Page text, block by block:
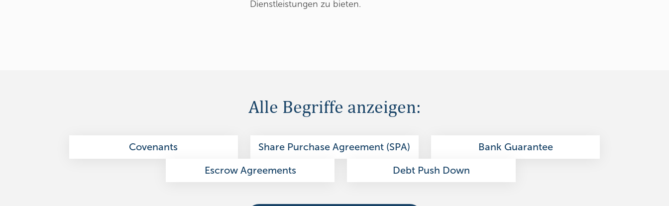
Dienstleistungen zu bieten.
Alle Begriffe anzeigen:
Covenants Share Purchase Agreement (SPA)
Bank Guarantee
Escrow Agreements
Debt Push Down